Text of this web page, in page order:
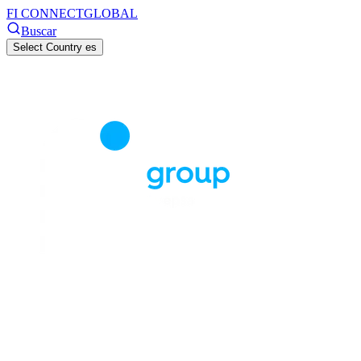
FI CONNECTGLOBAL
Buscar
Select Country es